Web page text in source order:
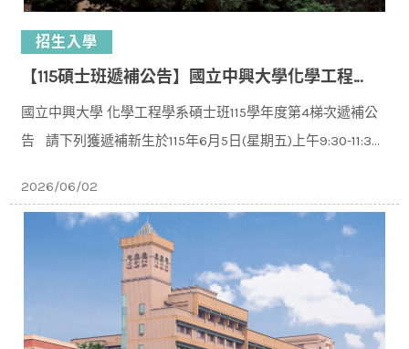
招生入學
【115碩士班遞補公告】國立中興大學化學工程學系碩士班115學年度入學第4梯次遞補公告
國立中興大學 化學工程學系碩士班115學年度第4梯次遞補公
告 請下列獲遞補新⽣於115年6⽉5⽇(星期五)上午9:30-11:30
2026/06/02